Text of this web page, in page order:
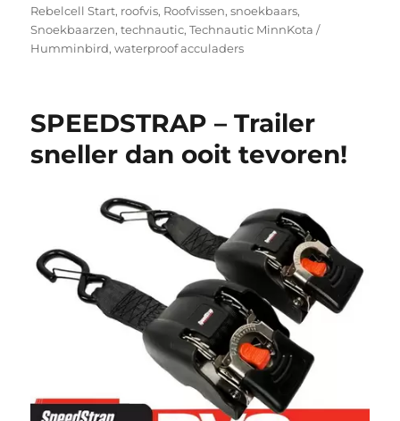
Rebelcell Start, roofvis, Roofvissen,snoekbaars,
Snoekbaarzen,technautic,Technautic MinnKota /
Humminbird,waterproof acculaders
SPEEDSTRAP – Trailer
sneller dan ooit tevoren!